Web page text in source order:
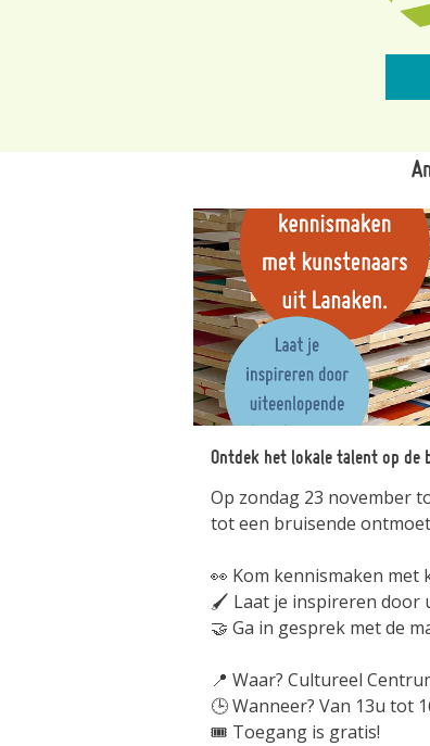
Ontdek het lokale talent op de
Op zondag 23 november
tot een bruisende
👀 Kom kennismaken met
🖌️ Laat je inspireren door
🤝 Ga in gesprek met de
📍 Waar? Cultureel
🕒 Wanneer? Van 13u tot
🎟️ Toegang is gratis!